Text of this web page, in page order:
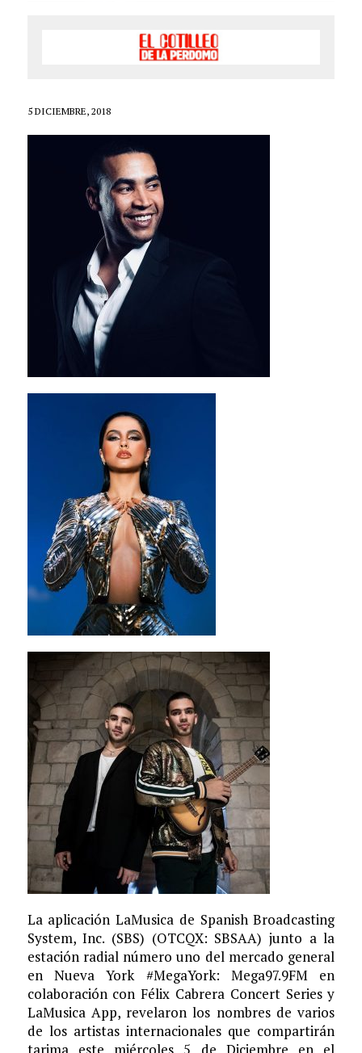
5 DICIEMBRE, 2018
La aplicación LaMusica de Spanish Broadcasting
System, Inc. (SBS) (OTCQX: SBSAA) junto a la
estación radial número uno del mercado general
en Nueva York #MegaYork: Mega97.9FM en
colaboración con Félix Cabrera Concert Series y
LaMusica App, revelaron los nombres de varios
de los artistas internacionales que compartirán
tarima este miércoles 5 de Diciembre en el